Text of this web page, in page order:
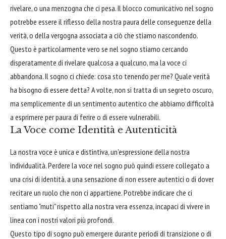
rivelare, o una menzogna che ci pesa. Il blocco comunicativo nel sogno
potrebbe essere il riflesso della nostra paura delle conseguenze della
verità, o della vergogna associata a ciò che stiamo nascondendo.
Questo è particolarmente vero se nel sogno stiamo cercando
disperatamente di rivelare qualcosa a qualcuno, ma la voce ci
abbandona. Il sogno ci chiede: cosa sto tenendo per me? Quale verità
ha bisogno di essere detta? A volte, non si tratta di un segreto oscuro,
ma semplicemente di un sentimento autentico che abbiamo difficoltà
a esprimere per paura di ferire o di essere vulnerabili.
La Voce come Identità e Autenticità
La nostra voce è unica e distintiva, un'espressione della nostra
individualità. Perdere la voce nel sogno può quindi essere collegato a
una crisi di identità, a una sensazione di non essere autentici o di dover
recitare un ruolo che non ci appartiene. Potrebbe indicare che ci
sentiamo "muti" rispetto alla nostra vera essenza, incapaci di vivere in
linea con i nostri valori più profondi.
Questo tipo di sogno può emergere durante periodi di transizione o di